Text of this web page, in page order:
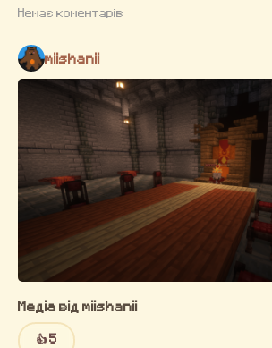
Немає коментарів
miishanii
Медіа від miishanii
👍 5